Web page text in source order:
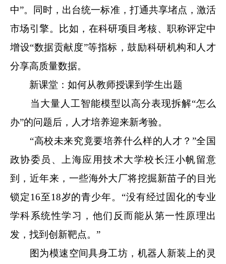
中”。同时，出台统一标准，打通共享堵点，激活
市场引擎。比如，在科研项目考核、职称评定中
增设“数据贡献度”等指标，鼓励科研机构和人才
分享高质量数据。
新课堂：如何从教师授课到学生出题
当大量人工智能模型以高分表现拆解“怎么
办”的问题后，人才培养迎来新考验。
“高校未来究竟要培养什么样的人才？”全国
政协委员、上海应用技术大学校长汪小帆留意
到，近年来，一些海外大厂将挖掘新苗子的目光
锁定16至18岁的青少年。“没有经过固化的专业
学科系统性学习，他们反而能从第一性原理出
发，找到创新靶点。”
图为模速空间具身工坊，机器人新装上的灵